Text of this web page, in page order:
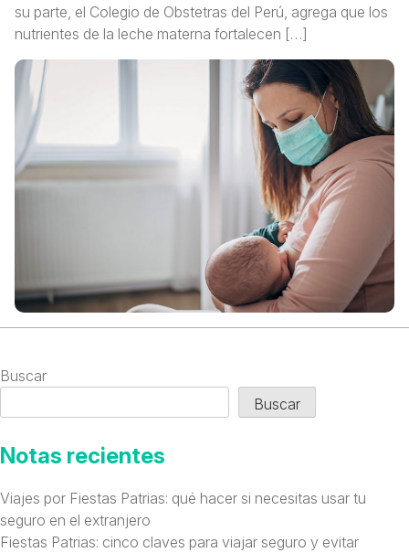
su parte, el Colegio de Obstetras del Perú, agrega que los
nutrientes de la leche materna fortalecen […]
Buscar
Buscar
Notas recientes
Viajes por Fiestas Patrias: qué hacer si necesitas usar tu
seguro en el extranjero
Fiestas Patrias: cinco claves para viajar seguro y evitar